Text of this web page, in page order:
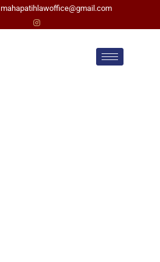
mahapatihlawoffice@gmail.com